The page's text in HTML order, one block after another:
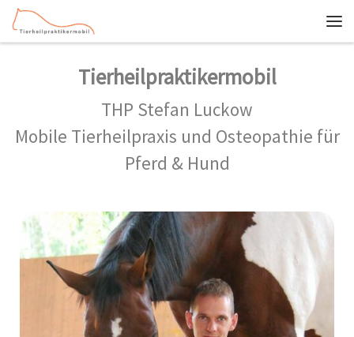
Zum Inhalt springen
Tierheilpraktikermobil
THP Stefan Luckow
Mobile Tierheilpraxis und Osteopathie für
Pferd & Hund